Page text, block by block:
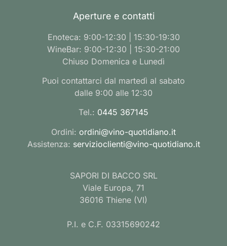
Aperture e contatti
Enoteca: 9:00-12:30 | 15:30-19:30
WineBar: 9:00-12:30 | 15:30-21:00
Chiuso Domenica e Lunedì
Puoi contattarci dal martedì al sabato
dalle 9:00 alle 12:30
Tel.: 0445 367145
Ordini: ordini@vino-quotidiano.it
Assistenza: servizioclienti@vino-quotidiano.it
SAPORI DI BACCO SRL
Viale Europa, 71
36016 Thiene (VI)
P.I. e C.F. 03315690242